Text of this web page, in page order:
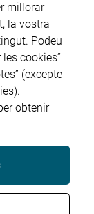
els drets
millorar
la vostra
Podeu
cookies”
(excepte
obtenir